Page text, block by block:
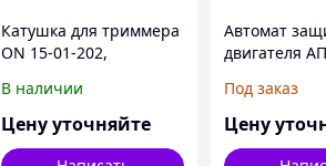
Катушка для триммера
ON 15-01-202,
автоматическая,
M10x1.25, левая резьба
В наличии
Цену уточняйте
Автомат
двигателя
Под заказ
Цену